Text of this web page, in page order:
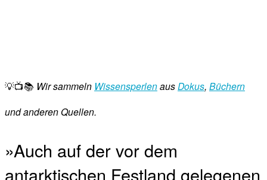
💡📺📚 Wir sammeln Wissensperlenaus Dokus, Büchern
und anderen Quellen.
»Auch auf der vor dem
antarktischen Festland gelegenen